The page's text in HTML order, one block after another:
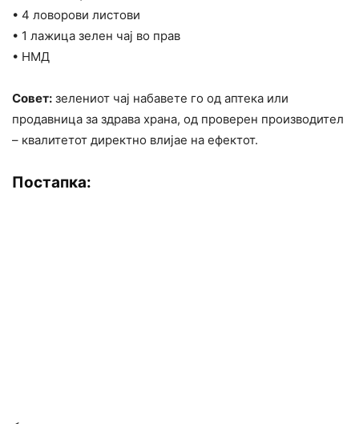
• 4 ловорови листови
• 1 лажица зелен чај во прав
• НМД
Совет: зелениот чај набавете го од аптека или
продавница за здрава храна, од проверен производител
– квалитетот директно влијае на ефектот.
Постапка: